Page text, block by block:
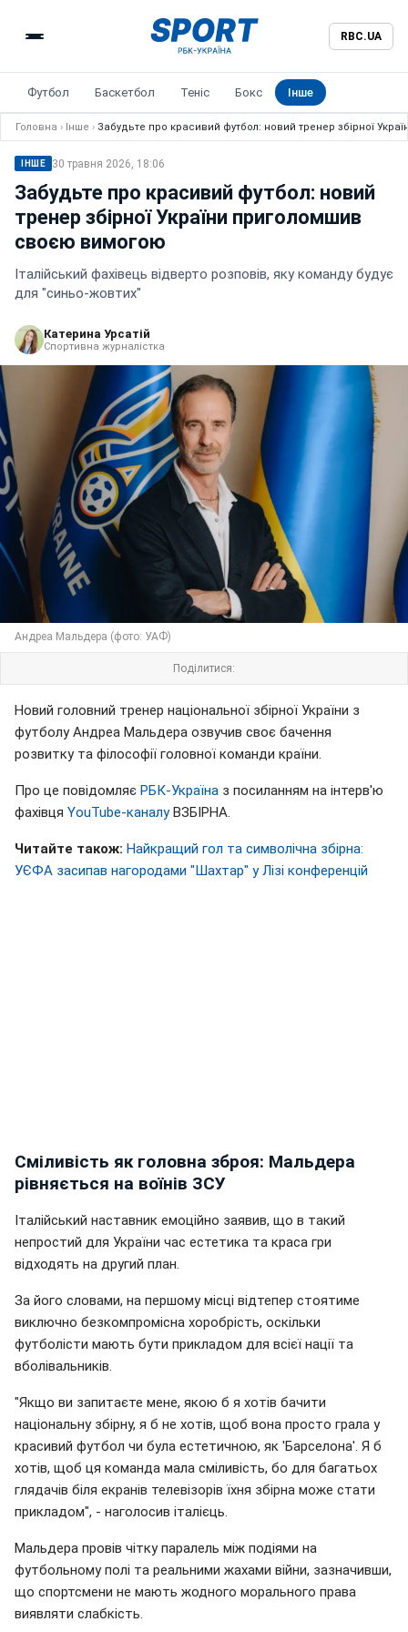
RBC.UA
Футбол Баскетбол Теніс Бокс Інше
Головна › Інше › Забудьте про красивий футбол: новий тренер збірної
ІНШЕ 30 травня 2026, 18:06
Забудьте про красивий футбол: новий
тренер збірної України приголомшив
своєю вимогою
Італійський фахівець відверто розповів, яку команду будує
для "синьо-жовтих"
Катерина Урсатій
Спортивна журналістка
Андреа Мальдера (фото: УАФ)
Поділитися:
Новий головний тренер національної збірної України з
футболу Андреа Мальдера озвучив своє бачення
розвитку та філософії головної команди країни.
Про це повідомляє РБК-Україна з посиланням на інтерв'ю
фахівця YouTube-каналуВЗБІРНА.
Читайте також: Найкращий гол та символічна збірна:
УЄФА засипав нагородами "Шахтар" у Лізі конференцій
Сміливість як головна зброя: Мальдера
рівняється на воїнів ЗСУ
Італійський наставник емоційно заявив, що в такий
непростий для України час естетика та краса гри
відходять на другий план.
За його словами, на першому місці відтепер стоятиме
виключно безкомпромісна хоробрість, оскільки
футболісти мають бути прикладом для всієї нації та
вболівальників.
"Якщо ви запитаєте мене, якою б я хотів бачити
національну збірну, я б не хотів, щоб вона просто грала у
красивий футбол чи була естетичною, як 'Барселона'. Я б
хотів, щоб ця команда мала сміливість, бо для багатьох
глядачів біля екранів телевізорів їхня збірна може стати
прикладом", - наголосив італієць.
Мальдера провів чітку паралель між подіями на
футбольному полі та реальними жахами війни, зазначивши,
що спортсмени не мають жодного морального права
виявляти слабкість.